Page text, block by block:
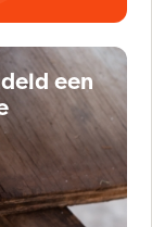
een